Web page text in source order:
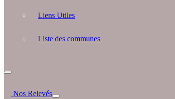
Liens Utiles
Liste des communes
Nos Relevés